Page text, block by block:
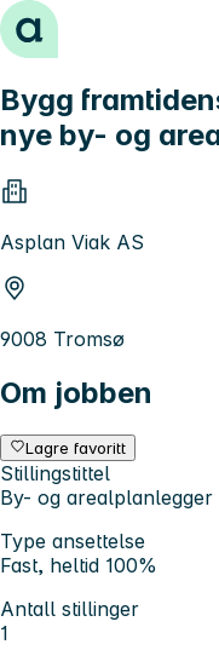
Hopp til innhold
Bygg
nye by- og
Asplan Viak AS
9008 Tromsø
Om jobben
Lagre favoritt
Stillingstittel
By- og arealplanlegger
Type ansettelse
Fast, heltid 100%
Antall stillinger
1